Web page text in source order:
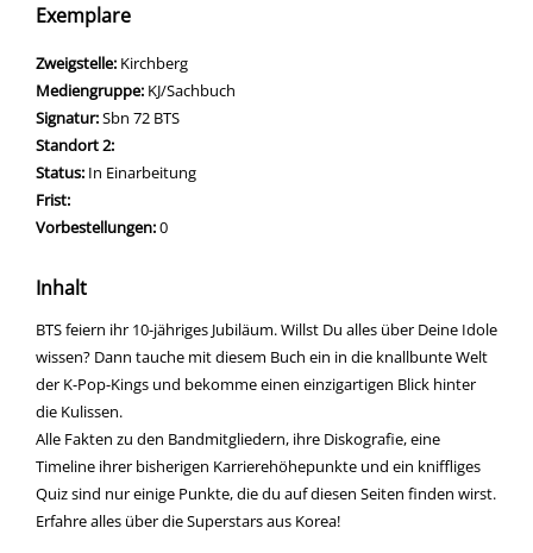
Exemplare
Zweigstelle: Kirchberg
Mediengruppe: KJ/Sachbuch
Signatur:Sbn 72 BTS
Standort 2:
Status: In Einarbeitung
Frist:
Vorbestellungen:0
Inhalt
BTS feiern ihr 10-jähriges Jubiläum. Willst Du alles über Deine Idole
wissen? Dann tauche mit diesem Buch ein in die knallbunte Welt
der K-Pop-Kings und bekomme einen einzigartigen Blick hinter
die Kulissen.
Alle Fakten zu den Bandmitgliedern, ihre Diskografie, eine
Timeline ihrer bisherigen Karrierehöhepunkte und ein kniffliges
Quiz sind nur einige Punkte, die du auf diesen Seiten finden wirst.
Erfahre alles über die Superstars aus Korea!